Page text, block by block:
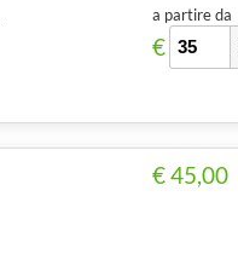
a partire da
€
€ 45,00